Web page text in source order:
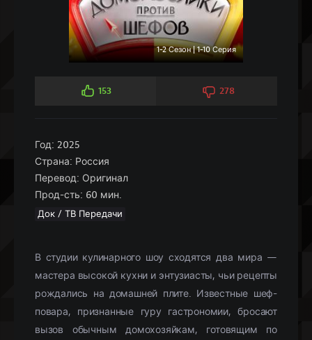
1-2 Сезон | 1-10 Серия
153 278
Год: 2025
Страна: Россия
Перевод: Оригинал
Прод-сть: 60 мин.
Док / ТВ Передачи
В студии кулинарного шоу сходятся два мира —
мастера высокой кухни и энтузиасты, чьи рецепты
рождались на домашней плите. Известные шеф-
повара, признанные гуру гастрономии, бросают
вызов обычным домохозяйкам, готовящим по